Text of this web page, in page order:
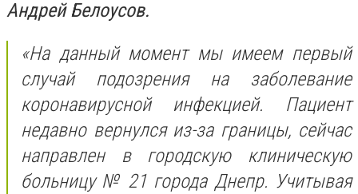
Андрей Белоусов.
«На данный момент мы имеем первый
случай подозрения на заболевание
коронавирусной инфекцией. Пациент
недавно вернулся из-за границы, сейчас
направлен в городскую клиническую
больницу № 21 города Днепр. Учитывая